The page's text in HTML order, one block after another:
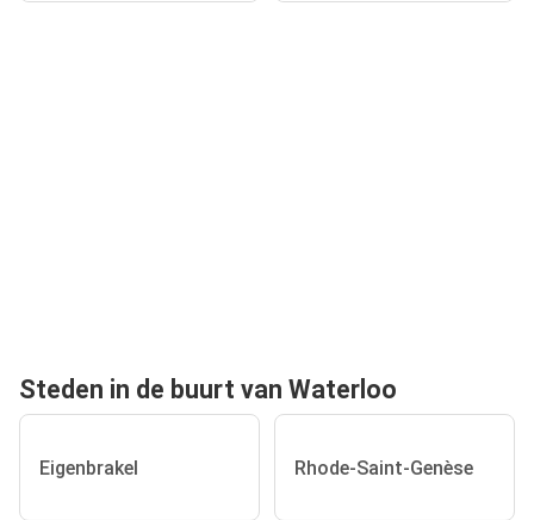
Steden in de buurt van Waterloo
Eigenbrakel Rhode-Saint-Genèse